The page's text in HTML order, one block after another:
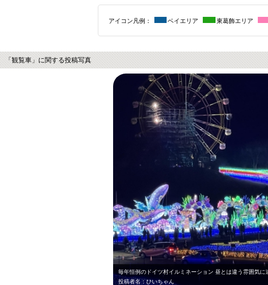
アイコン凡例： ベイエリア 東葛飾エリア
「観覧車」に関する投稿写真
投稿者名：ひいちゃん